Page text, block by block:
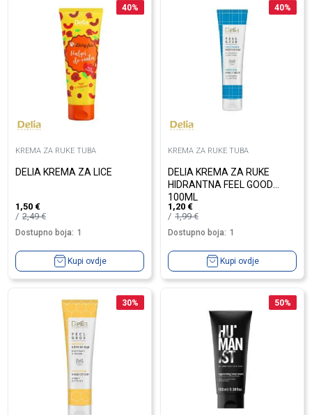
40%
KREMA ZA RUKE TUBA
DELIA KREMA ZA LICE
1,50 €
2,49€
Dostupno boja: 1
Kupi ovdje
40%
KREMA ZA RUKE TUBA
DELIA KREMA ZA RUKE
HIDRANTNA FEEL GOOD
100ML
1,20 €
1,99€
Dostupno boja: 1
Kupi ovdje
30% 50%